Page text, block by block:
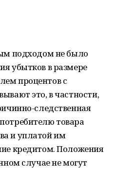
подходом не было
убытков в размере
процентов с
это, в частности,
следственная
товара
и уплатой им
кредитом. Положения
случае не могут